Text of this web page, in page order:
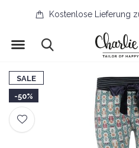
Kostenlose Lieferung
SALE
-50%